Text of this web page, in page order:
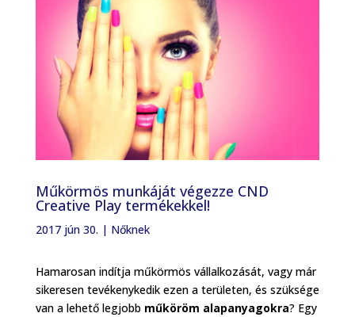
Műkörmös munkáját végezze CND
Creative Play termékekkel!
2017 jún 30. | Nőknek
Hamarosan indítja műkörmös vállalkozását, vagy már
sikeresen tevékenykedik ezen a területen, és szüksége
van a lehető legjobb műköröm alapanyagokra? Egy